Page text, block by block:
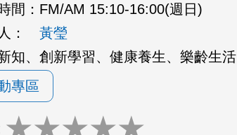
間： FM/AM 15:10-16:00(週日)
：
黃瑩
知、創新學習、健康養生、樂齡生活
專區
★★★★★